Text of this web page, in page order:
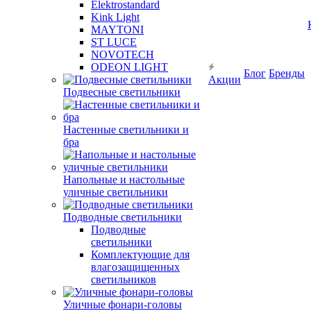
Elektrostandard
Kink Light
MAYTONI
ST LUCE
NOVOTECH
ODEON LIGHT
Подвесные светильники
Настенные светильники и
бра
Напольные и настольные
уличные светильники
Подводные светильники
Подводные
светильники
Комплектующие для
влагозащищенных
светильников
Уличные фонари-головы
Акции
Блог Бренды